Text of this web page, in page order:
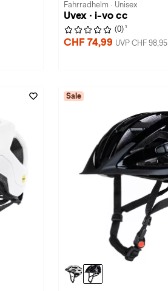
Fahrradhelm · Unisex
Uvex · i-vo cc
(0) 1
CHF 74,99 UVP CHF 98,95
Sale